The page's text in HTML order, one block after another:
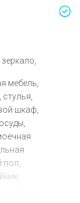
мебель,
шкаф,